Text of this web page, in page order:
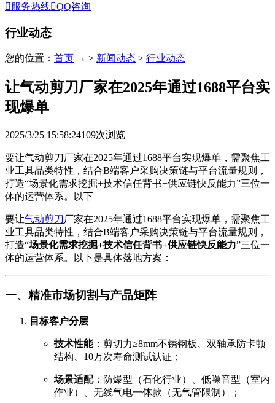
 服务热线QQ咨询
行业动态
您的位置： 首页 → > 新闻动态 > 行业动态
让气动剪刀厂家在2025年通过1688平台实
现爆单
2025/3/25 15:58:24109次浏览
要让气动剪刀厂家在2025年通过1688平台实现爆单，需聚焦工
业工具品类特性，结合B端客户采购决策链与平台流量规则，
打造“场景化需求挖掘+技术信任背书+供应链快反能力”三位一
体的运营体系。以下
要让气动剪刀厂家在2025年通过1688平台实现爆单，需聚焦工
业工具品类特性，结合B端客户采购决策链与平台流量规则，
打造“场景化需求挖掘+技术信任背书+供应链快反能力”三位一
体的运营体系。以下是具体落地方案：
一、精准市场切割与产品矩阵
目标客户分层
技术性能：剪切力≥8mm不锈钢板、双轴承防卡顿
结构、10万次寿命测试认证；
场景适配：防爆型（石化行业）、低噪音型（室内
作业）、无线气电一体款（无气管限制）；